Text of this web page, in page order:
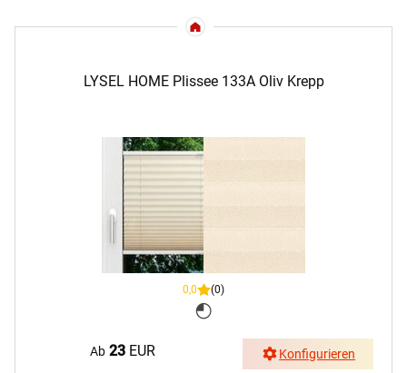
LYSEL HOME Plissee 133A Oliv Krepp
0,0 (0)
Ab 23 EUR Konfigurieren